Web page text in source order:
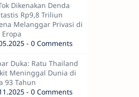
Dikenakan Denda
Rp9,8 Triliun
Melanggar Privasi di
Eropa
- 0 Comments
Duka: Ratu Thailand
Meninggal Dunia di
93 Tahun
- 0 Comments